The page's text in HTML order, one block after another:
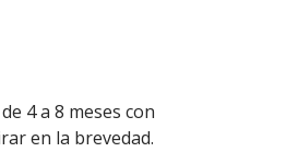
4 a 8 meses con
en la brevedad.